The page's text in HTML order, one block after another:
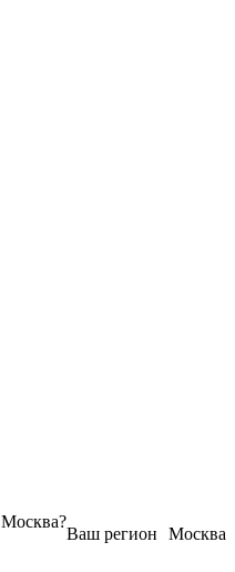
Москва
Ваш регион
Москва?